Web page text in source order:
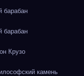
барабан
барабан
Крузо
камень